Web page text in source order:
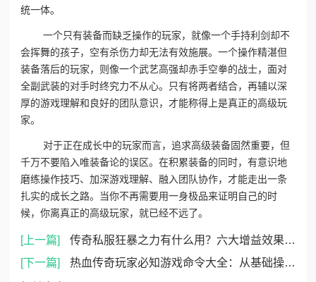
统一体。
一个只有装备而缺乏操作的玩家，就像一个手持利剑却不
会挥舞的孩子，空有杀伤力却无法有效施展。一个操作精湛但
装备落后的玩家，则像一个武艺高强却赤手空拳的战士，面对
全副武装的对手时终究力不从心。只有将两者结合，再辅以深
厚的游戏理解和良好的团队意识，才能称得上是真正的高级玩
家。
对于正在成长中的玩家而言，追求高级装备固然重要，但
千万不要陷入唯装备论的误区。在积累装备的同时，有意识地
磨练操作技巧、加深游戏理解、融入团队协作，才能走出一条
扎实的成长之路。当你不再需要用一身极品来证明自己的时
候，你离真正的高级玩家，就已经不远了。
[上一篇]
传奇私服狂暴之力有什么用？六大增益效果与激活技巧全解析
[下一篇]
热血传奇玩家必知游戏命令大全：从基础操作到高级技巧一篇掌握